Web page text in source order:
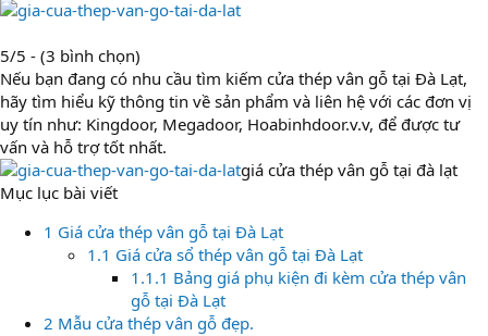
5/5 - (3 bình chọn)
Nếu bạn đang có nhu cầu tìm kiếm cửa thép vân gỗ tại Đà Lạt,
hãy tìm hiểu kỹ thông tin về sản phẩm và liên hệ với các đơn vị
uy tín như: Kingdoor, Megadoor, Hoabinhdoor.v.v, để được tư
vấn và hỗ trợ tốt nhất.
giá cửa thép vân gỗ tại đà lạt
Mục lục bài viết
1 Giá cửa thép vân gỗ tại Đà Lạt
1.1 Giá cửa sổ thép vân gỗ tại Đà Lạt
1.1.1 Bảng giá phụ kiện đi kèm cửa thép vân
gỗ tại Đà Lạt
2 Mẫu cửa thép vân gỗ đẹp.